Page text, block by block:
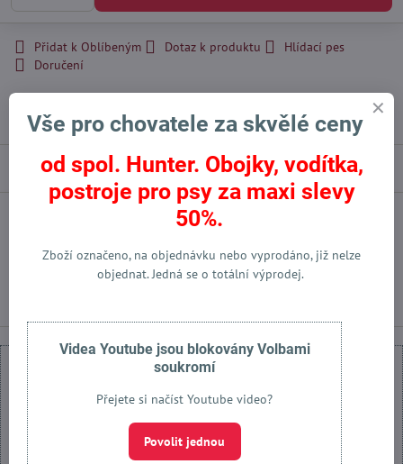
Přidat k Oblíbeným Dotaz k produktu
Hlídací pes
Doručení
Skladové číslo:92172
Výrobce:Hunter International - DE
Popis
Předchozí produkt Následující produkt
Externí obsah je blokován Volbami soukromí
Vše pro chovatele za skvělé ceny
od spol. Hunter. Obojky, vodítka,
postroje pro psy za maxi slevy
50%.
Zboží označeno, na objednávku nebo vyprodáno, již nelze
objednat. Jedná se o totální výprodej.
Videa Youtube jsou blokovány Volbami
soukromí
Přejete si načíst Youtube video?
Povolit jednou